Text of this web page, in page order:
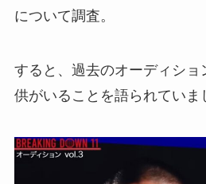
について調査。
すると、過去のオーディショ
供がいることを語られていま